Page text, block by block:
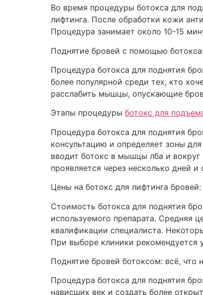
Во время процедуры ботокса для
лифтинга. После обработки кожи
Процедура занимает около 10-15
Поднятие бровей с помощью
Процедура ботокса для поднятия
более популярной среди тех, кто
расслабить мышцы, опускающие
Этапы процедуры ботокс для
Процедура ботокса для поднятия
консультацию и определяет зоны
вводит ботокс в мышцы лба и вокруг
проявляется через несколько дней и
Цены на ботокс для лифтинга
Стоимость ботокса для поднятия
используемого препарата. Средняя
квалификации специалиста.
При выборе клиники рекомендуется
Поднятие бровей ботоксом: всё, что
Процедура ботокса для поднятия
нависших век и создать более